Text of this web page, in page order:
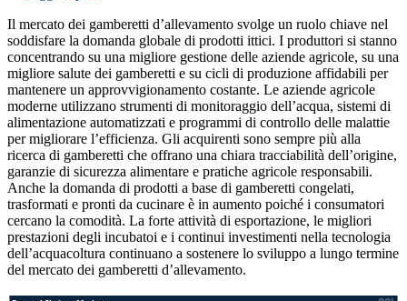
Il mercato dei gamberetti d’allevamento svolge un ruolo chiave nel
soddisfare la domanda globale di prodotti ittici. I produttori si stanno
concentrando su una migliore gestione delle aziende agricole, su una
migliore salute dei gamberetti e su cicli di produzione affidabili per
mantenere un approvvigionamento costante. Le aziende agricole
moderne utilizzano strumenti di monitoraggio dell’acqua, sistemi di
alimentazione automatizzati e programmi di controllo delle malattie
per migliorare l’efficienza. Gli acquirenti sono sempre più alla
ricerca di gamberetti che offrano una chiara tracciabilità dell’origine,
garanzie di sicurezza alimentare e pratiche agricole responsabili.
Anche la domanda di prodotti a base di gamberetti congelati,
trasformati e pronti da cucinare è in aumento poiché i consumatori
cercano la comodità. La forte attività di esportazione, le migliori
prestazioni degli incubatoi e i continui investimenti nella tecnologia
dell’acquacoltura continuano a sostenere lo sviluppo a lungo termine
del mercato dei gamberetti d’allevamento.